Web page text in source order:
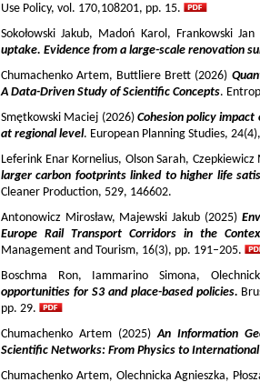
Use Policy, vol. 170,108201, pp. 15.
Sokołowski Jakub, Madoń Karol, Frankowski
uptake. Evidence from a large-scale renovation
Chumachenko Artem, Buttliere Brett (2026)
A Data-Driven Study of Scientific Concepts.
Smętkowski Maciej (2026) Cohesion policy
at regional level. European Planning Studies,
Leferink Enar Kornelius, Olson Sarah,
larger carbon footprints linked to higher life
Cleaner Production, 529, 146602.
Antonowicz Mirosław, Majewski Jakub (2025)
Europe Rail Transport Corridors in the
Management and Tourism, 16(3), pp. 191–205.
Boschma Ron, Iammarino Simona,
opportunities for S3 and place-based policies.
pp. 29.
Chumachenko Artem (2025)An Information
Scientific Networks: From Physics to
Chumachenko Artem, Olechnicka Agnieszka,